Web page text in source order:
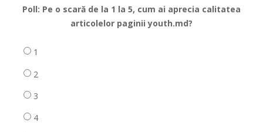
Poll: Pe o scară de la 1 la 5, cum ai aprecia calitatea
articolelor paginii youth.md?
1
2
3
4